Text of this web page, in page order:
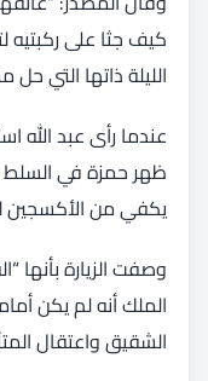
كيف جثا على
الليلة ذاتها التي
عندما رأى عبد الله
ظهر حمزة في
يكفي من
وصفت الزيارة بأنها
الملك أنه لم يكن
الشقيق واعتقال